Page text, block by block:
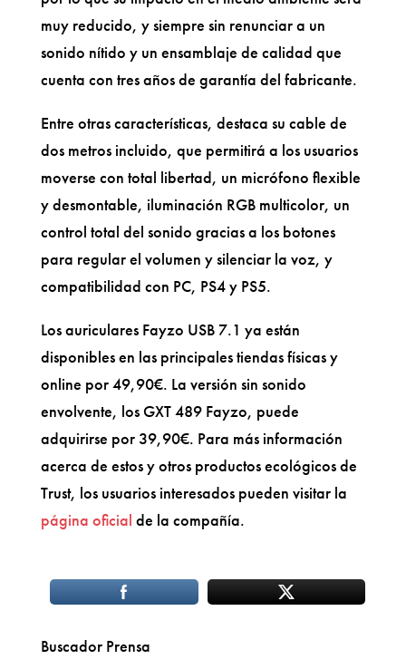
muy reducido, y siempre sin renunciar a un
sonido nítido y un ensamblaje de calidad que
cuenta con tres años de garantía del fabricante.
Entre otras características, destaca su cable de
dos metros incluido, que permitirá a los usuarios
moverse con total libertad, un micrófono flexible
y desmontable, iluminación RGB multicolor, un
control total del sonido gracias a los botones
para regular el volumen y silenciar la voz, y
compatibilidad con PC, PS4 y PS5.
Los auriculares Fayzo USB 7.1 ya están
disponibles en las principales tiendas físicas y
online por 49,90€. La versión sin sonido
envolvente, los GXT 489 Fayzo, puede
adquirirse por 39,90€. Para más información
acerca de estos y otros productos ecológicos de
Trust, los usuarios interesados pueden visitar la
página oficial de la compañía.
Buscador Prensa